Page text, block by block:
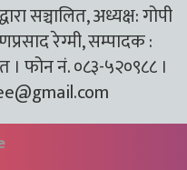
सञ्चालित, अध्यक्ष: गोपी
रेग्मी, सम्पादक :
। फोन नं. ०८३-५२०९८८ ।